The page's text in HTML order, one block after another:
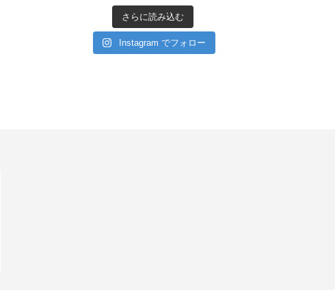
さらに読み込む
Instagram でフォロー